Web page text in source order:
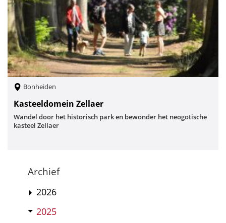
Bonheiden
Kasteeldomein Zellaer
Wandel door het historisch park en bewonder het neogotische
kasteel Zellaer
Archief
2026
2025